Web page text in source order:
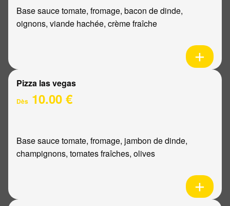
Base sauce tomate, fromage, bacon de dinde,
oignons, viande hachée, crème fraîche
Pizza las vegas
Dès 10.00 €
Base sauce tomate, fromage, jambon de dinde,
champignons, tomates fraîches, olives